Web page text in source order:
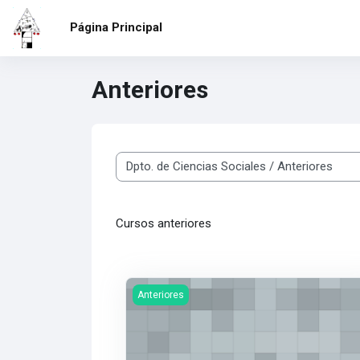
Salta al contenido principal
Página Principal
Anteriores
Categorías
Cursos anteriores
Imagen del curso Sociología 6° - Año 2024
Anteriores